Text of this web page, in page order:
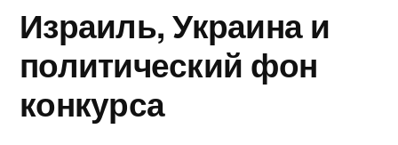
Израиль, Украина и
политический фон
конкурса